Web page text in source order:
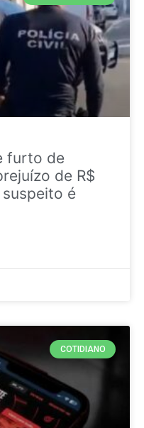
furto de
de R$
é
COTIDIANO